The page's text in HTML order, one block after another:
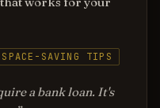
SPACE-SAVING TIPS
a bank loan. It's